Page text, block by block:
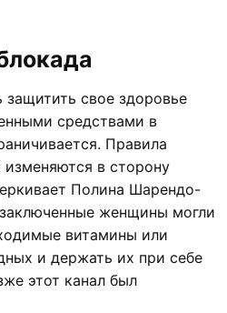
свое здоровье
средствами в
Правила
в сторону
Полина Шарендо-
женщины могли
витамины или
и держать их при себе
этот канал был